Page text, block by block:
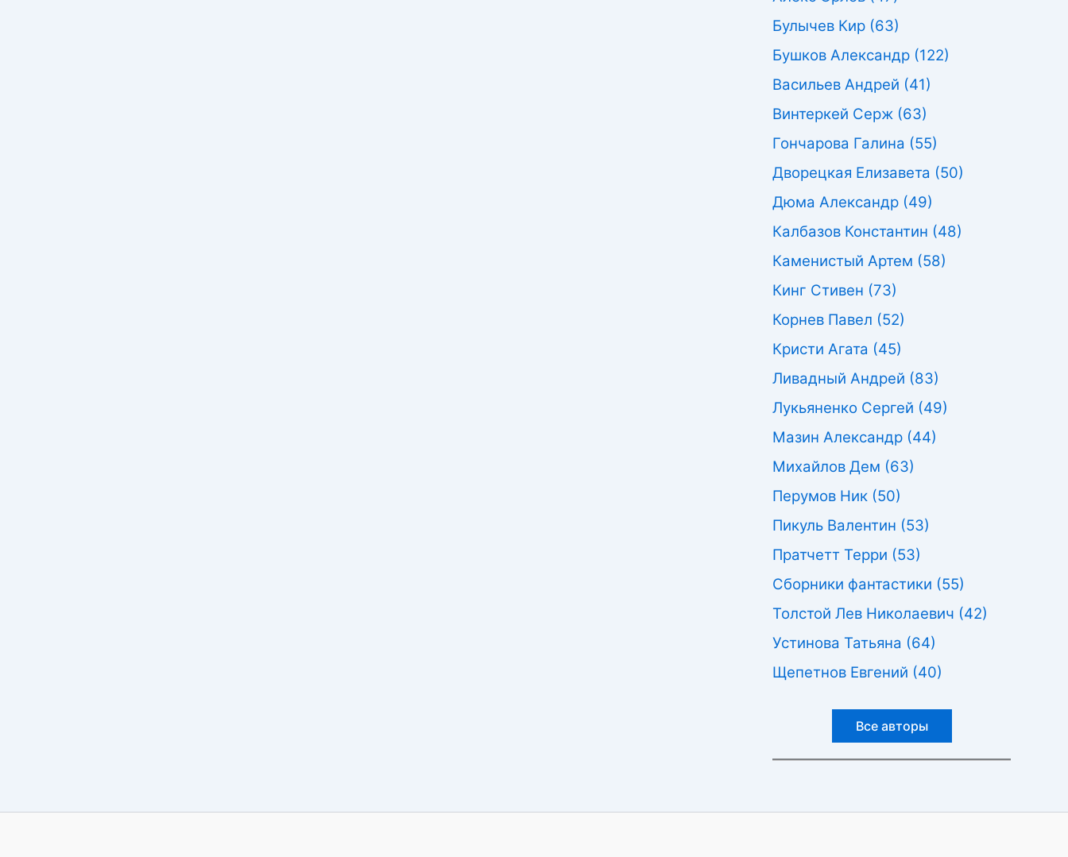
Булычев Кир (63)
Бушков Александр (122)
Васильев Андрей (41)
Винтеркей Серж (63)
Гончарова Галина (55)
Дворецкая Елизавета (50)
Дюма Александр (49)
Калбазов Константин (48)
Каменистый Артем (58)
Кинг Стивен (73)
Корнев Павел (52)
Кристи Агата (45)
Ливадный Андрей (83)
Лукьяненко Сергей (49)
Мазин Александр (44)
Михайлов Дем (63)
Перумов Ник (50)
Пикуль Валентин (53)
Пратчетт Терри (53)
Сборники фантастики (55)
Толстой Лев Николаевич (42)
Устинова Татьяна (64)
Щепетнов Евгений (40)
Все авторы